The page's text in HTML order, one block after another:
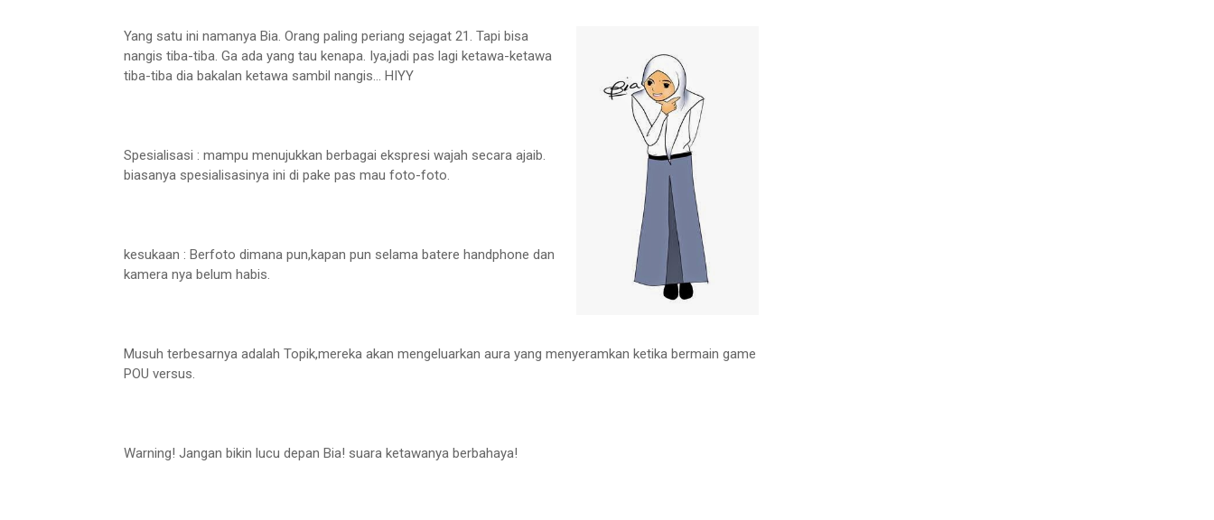
Yang satu ini namanya Bia. Orang paling periang sejagat 21. Tapi bisa
nangis tiba-tiba. Ga ada yang tau kenapa. Iya,jadi pas lagi ketawa-ketawa
tiba-tiba dia bakalan ketawa sambil nangis... HIYY
Spesialisasi : mampu menujukkan berbagai ekspresi wajah secara ajaib.
biasanya spesialisasinya ini di pake pas mau foto-foto.
kesukaan : Berfoto dimana pun,kapan pun selama batere handphone dan
kamera nya belum habis.
Musuh terbesarnya adalah Topik,mereka akan mengeluarkan aura yang menyeramkan ketika bermain game
POU versus.
Warning! Jangan bikin lucu depan Bia! suara ketawanya berbahaya!